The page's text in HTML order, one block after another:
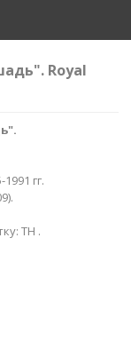
Royal
гг.
TH .